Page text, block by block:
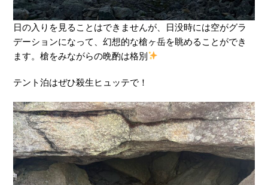
日の入りを見ることはできませんが、日没時には空がグラ
デーションになって、幻想的な槍ヶ岳を眺めることができ
ます。槍をみながらの晩酌は格別
テント泊はぜひ殺生ヒュッテで！